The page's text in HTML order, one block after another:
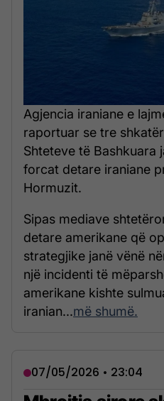
Agjencia iraniane e
raportuar se tre
Shteteve të Bashkuara
forcat detare iraniane
Hormuzit.
Sipas mediave
detare amerikane që
strategjike janë vënë
një incidenti të
amerikane kishte
iranian...më shumë.
07/05/2026 • 23:04